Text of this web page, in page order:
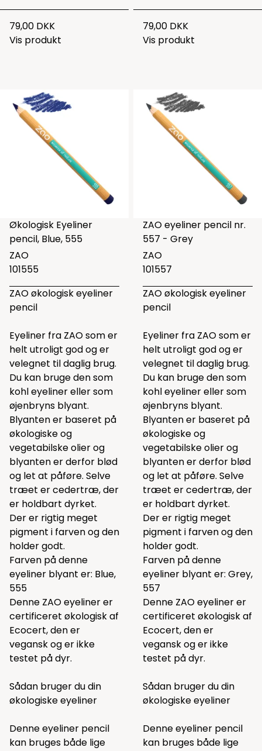
79,00 DKK
Vis produkt
79,00 DKK
Vis produkt
Økologisk Eyeliner
pencil, Blue, 555
ZAO
101555
ZAO økologisk eyeliner
pencil
Eyeliner fra ZAO som er
helt utroligt god og er
velegnet til daglig brug.
Du kan bruge den som
kohl eyeliner eller som
øjenbryns blyant.
Blyanten er baseret på
økologiske og
vegetabilske olier og
blyanten er derfor blød
og let at påføre. Selve
træet er cedertræ, der
er holdbart dyrket.
Der er rigtig meget
pigment i farven og den
holder godt.
Farven på denne
eyeliner blyant er: Blue,
555
Denne ZAO eyeliner er
certificeret økologisk af
Ecocert, den er
vegansk og er ikke
testet på dyr.
Sådan bruger du din
økologiske eyeliner
Denne eyeliner pencil
kan bruges både lige
ZAO eyeliner pencil nr.
557 - Grey
ZAO
101557
ZAO økologisk eyeliner
pencil
Eyeliner fra ZAO som er
helt utroligt god og er
velegnet til daglig brug.
Du kan bruge den som
kohl eyeliner eller som
øjenbryns blyant.
Blyanten er baseret på
økologiske og
vegetabilske olier og
blyanten er derfor blød
og let at påføre. Selve
træet er cedertræ, der
er holdbart dyrket.
Der er rigtig meget
pigment i farven og den
holder godt.
Farven på denne
eyeliner blyant er: Grey,
557
Denne ZAO eyeliner er
certificeret økologisk af
Ecocert, den er
vegansk og er ikke
testet på dyr.
Sådan bruger du din
økologiske eyeliner
Denne eyeliner pencil
kan bruges både lige